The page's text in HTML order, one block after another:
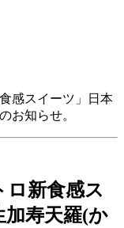
感スイーツ」日本
お知らせ。
ロ新食感ス
加寿天羅(か